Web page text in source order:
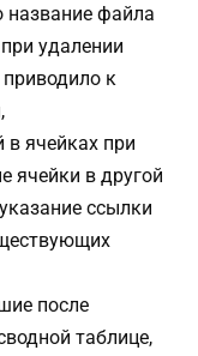
название файла
удалении
к
в ячейках при
ячейки в другой
ссылки
после
таблице,